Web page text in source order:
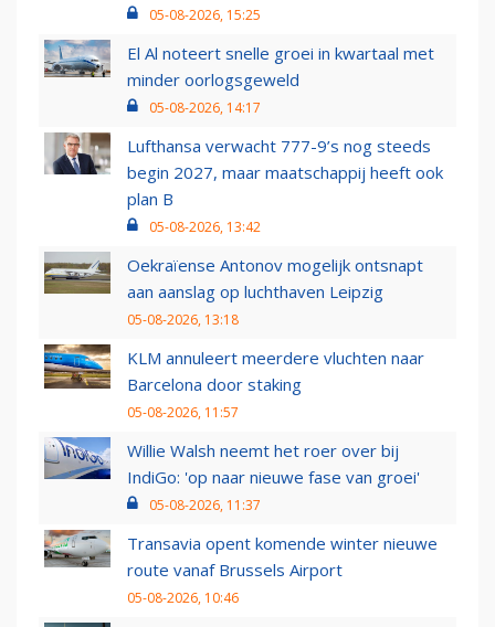
05-08-2026, 15:25
El Al noteert snelle groei in kwartaal met
minder oorlogsgeweld
05-08-2026, 14:17
Lufthansa verwacht 777-9’s nog steeds
begin 2027, maar maatschappij heeft ook
plan B
05-08-2026, 13:42
Oekraïense Antonov mogelijk ontsnapt
aan aanslag op luchthaven Leipzig
05-08-2026, 13:18
KLM annuleert meerdere vluchten naar
Barcelona door staking
05-08-2026, 11:57
Willie Walsh neemt het roer over bij
IndiGo: 'op naar nieuwe fase van groei'
05-08-2026, 11:37
Transavia opent komende winter nieuwe
route vanaf Brussels Airport
05-08-2026, 10:46